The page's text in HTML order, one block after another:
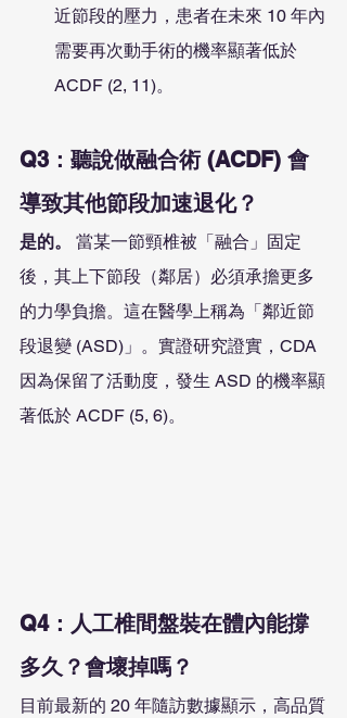
近節段的壓力，患者在未來 10 年內
需要再次動手術的機率顯著低於
ACDF (2, 11)。
Q3：聽說做融合術 (ACDF) 會
導致其他節段加速退化？
是的。
當某一節頸椎被「融合」固定
後，其上下節段（鄰居）必須承擔更多
的力學負擔。這在醫學上稱為「鄰近節
段退變 (ASD)」。實證研究證實，CDA
因為保留了活動度，發生 ASD 的機率顯
著低於 ACDF (5, 6)。
Q4：人工椎間盤裝在體內能撐
多久？會壞掉嗎？
目前最新的 20 年隨訪數據顯示，高品質